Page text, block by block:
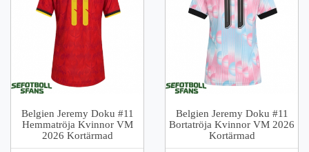
Belgien Jeremy Doku #11
Hemmatröja Kvinnor VM
2026 Kortärmad
Belgien Jeremy Doku #11
Bortatröja Kvinnor VM 2026
Kortärmad